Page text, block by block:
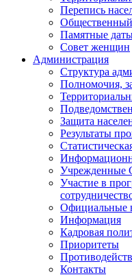
Перепись
Памятные
Совет женщин
Администрация
Структура
Полномочия,
Защита
Результаты
Участие в
Официальные
Информация
Кадровая
Приоритеты
Контакты